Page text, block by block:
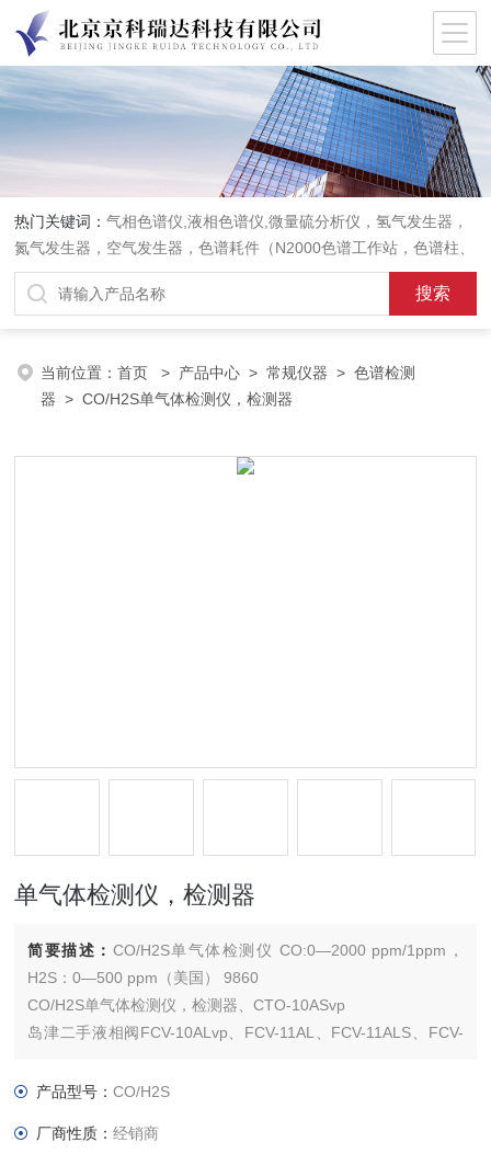
热门关键词：气相色谱仪,液相色谱仪,微量硫分析仪，氢气发生器，
氮气发生器，空气发生器，色谱耗件（N2000色谱工作站，色谱柱、
阀件、进样器、色谱担体），顶空进样器，热解析仪，紫外分光光度
计，原子吸收分光光度计，傅立叶红外光谱仪，分析天平等常规实验
当前位置：首页 > 产品中心 >常规仪器 >色谱检测
器 > CO/H2S单气体检测仪，检测器
单气体检测仪，检测器
简要描述： CO/H2S单气体检测仪 CO:0—2000 ppm/1ppm，
H2S：0—500 ppm（美国） 9860
CO/H2S单气体检测仪，检测器、CTO-10ASvp
岛津二手液相阀FCV-10ALvp、FCV-11AL、FCV-11ALS、FCV-
130AL
产品型号：CO/H2S
厂商性质：经销商